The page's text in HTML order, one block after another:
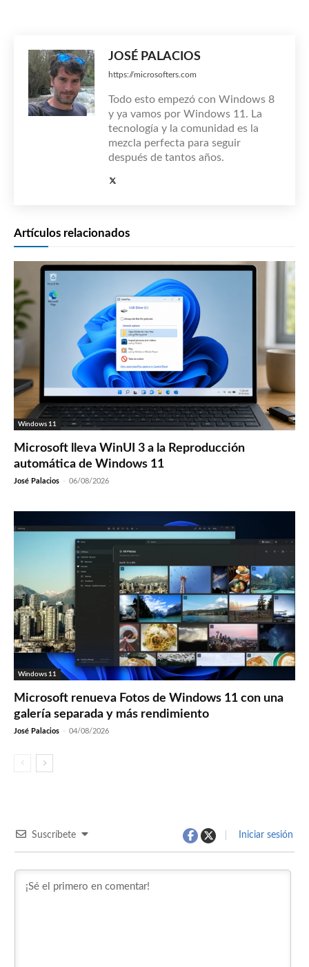
JOSÉ PALACIOS
https://microsofters.com
Todo esto empezó con Windows 8
y ya vamos por Windows 11. La
tecnología y la comunidad es la
mezcla perfecta para seguir
después de tantos años.
Artículos relacionados
Windows 11
Microsoft lleva WinUI 3 a la Reproducción
automática de Windows 11
José Palacios - 06/08/2026
Windows 11
Microsoft renueva Fotos de Windows 11 con una
galería separada y más rendimiento
José Palacios - 04/08/2026
Suscríbete Iniciar sesión